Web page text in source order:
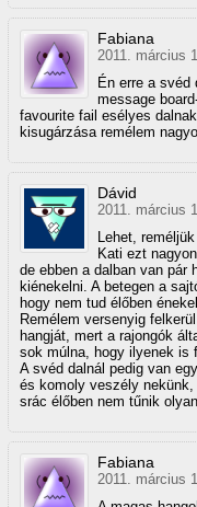
Fabiana
2011. március
Én erre a
message
favourite fail esélyes
kisugárzása remélem
Dávid
2011. március
Lehet,
Kati ezt
de ebben a dalban van pár
kiénekelni. A betegen a
hogy nem tud élőben
Remélem versenyig
hangját, mert a rajongók
sok múlna, hogy ilyenek is
A svéd dalnál pedig van
és komoly veszély
srác élőben nem tűnik
Fabiana
2011. március